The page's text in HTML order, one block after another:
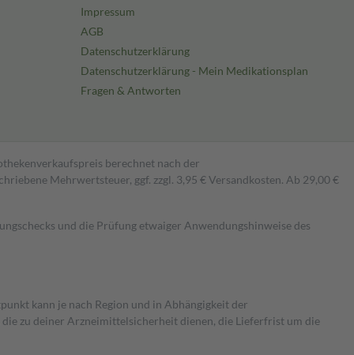
Impressum
AGB
Datenschutzerklärung
Datenschutzerklärung - Mein Medikationsplan
Fragen & Antworten
berechnet nach der
Mehrwertsteuer, ggf. zzgl. 3,95 € Versandkosten. Ab 29,00 €
und die Prüfung etwaiger Anwendungshinweise des
kann je nach Region und in Abhängigkeit der
zu deiner Arzneimittelsicherheit dienen, die Lieferfrist um die